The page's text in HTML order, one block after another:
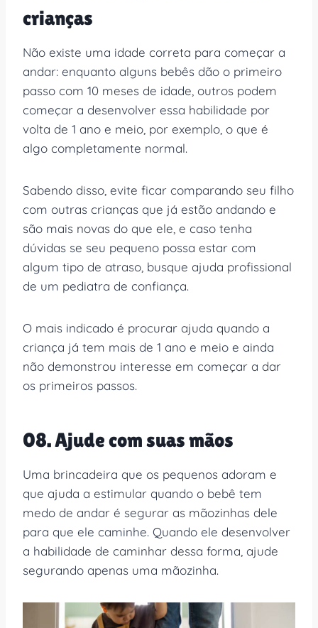
crianças
Não existe uma idade correta para começar a
andar: enquanto alguns bebês dão o primeiro
passo com 10 meses de idade, outros podem
começar a desenvolver essa habilidade por
volta de 1 ano e meio, por exemplo, o que é
algo completamente normal.
Sabendo disso, evite ficar comparando seu filho
com outras crianças que já estão andando e
são mais novas do que ele, e caso tenha
dúvidas se seu pequeno possa estar com
algum tipo de atraso, busque ajuda profissional
de um pediatra de confiança.
O mais indicado é procurar ajuda quando a
criança já tem mais de 1 ano e meio e ainda
não demonstrou interesse em começar a dar
os primeiros passos.
08. Ajude com suas mãos
Uma brincadeira que os pequenos adoram e
que ajuda a estimular quando o bebê tem
medo de andar é segurar as mãozinhas dele
para que ele caminhe. Quando ele desenvolver
a habilidade de caminhar dessa forma, ajude
segurando apenas uma mãozinha.